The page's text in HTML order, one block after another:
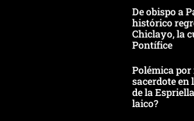
De obispo a
histórico
Chiclayo, la
Pontífice
Polémica
sacerdote en
de la
laico?